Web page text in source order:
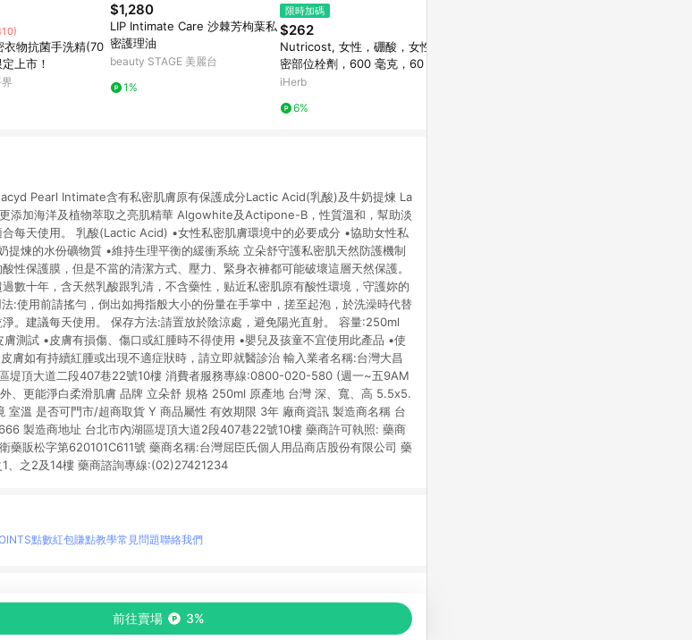
衣物抗菌手洗精(70
上市！
$1,280
LIP Intimate Care 沙棘芳枸葉私
密護理油
beauty STAGE 美麗台
1%
限時加碼
$262
Nutricost, 女性，硼酸，女性私
密部位栓劑，600 毫克，60 粒
膠囊
iHerb
6%
Pearl Intimate含有私密肌膚原有保護成分Lactic Acid(乳酸)及牛奶提煉 La
添加海洋及植物萃取之亮肌精華 Algowhite及Actipone-B，性質溫和，幫助淡
每天使用。 乳酸(Lactic Acid) •女性私密肌膚環境中的必要成分 •協助女性私
煉的水份礦物質 •維持生理平衡的緩衝系統 立朵舒守護私密肌天然防護機制
性保護膜，但是不當的清潔方式、壓力、緊身衣褲都可能破壞這層天然保護。
數十年，含天然乳酸跟乳清，不含藥性，贴近私密肌原有酸性環境，守護妳的
:使用前請搖勻，倒出如拇指般大小的份量在手掌中，搓至起泡，於洗澡時代替
。建議每天使用。 保存方法:請置放於陰涼處，避免陽光直射。 容量:250ml
測試 •皮膚有損傷、傷口或紅腫時不得使用 •嬰兒及孩童不宜使用此產品 •使
膚如有持續紅腫或出現不適症狀時，請立即就醫診治 輸入業者名稱:台灣大昌
堤頂大道二段407巷22號10樓 消費者服務專線:0800-020-580 (週一~五9AM
、更能淨白柔滑肌膚 品牌 立朵舒 規格 250ml 原產地 台灣 深、寬、高 5.5x5.
溫 是否可門市/超商取貨 Y 商品屬性 有效期限 3年 廠商資訊 製造商名稱 台
製造商地址 台北市內湖區堤頂大道2段407巷22號10樓 藥商許可執照: 藥商
販松字第620101C611號 藥商名稱:台灣屈臣氏個人用品商店股份有限公司 藥
、之2及14樓 藥商諮詢專線:(02)27421234
前往賣場 3%
點數紅包賺點教學常見問題聯絡我們
，並依購物情報中的趨勢與風格做合作網路商家的延伸商品推薦，商品資料更新會有
售價與購物條件，一切資訊以合作廠商網頁為準。